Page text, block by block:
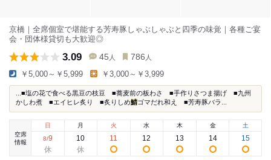
京橋｜全席個室で堪能する芳寿豚しゃぶしゃぶと四季の味覚｜各種ご宴
会・団体様貸切も大歓迎◎
3.09 45 人 786 人
￥5,000～￥5,999 ￥3,000～￥3,999
...■塩の花で食べる黒豆の枝豆 ■蕎麦前の板わさ ■手作りさつま揚げ ■九州
かしわ煮 ■エイヒレ炙り ■炙りしめ鯖ゴマだれ和え ■芳寿豚バラ...
空席
情報
日
8/9
月
10
火
11
水
12
木
13
金
14
土
15